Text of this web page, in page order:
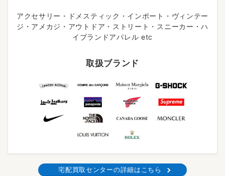
アクセサリー・ドメスティック・インポート・ヴィンテー
ジ・アメカジ・アウトドア・ストリート・スニーカー・ハ
イブランドアパレル etc
取扱ブランド
宅配買取センターの詳細はこちら